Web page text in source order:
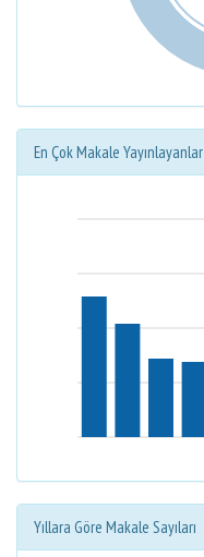
En Çok Makale Yayınlayanlar
Yıllara Göre Makale Sayıları